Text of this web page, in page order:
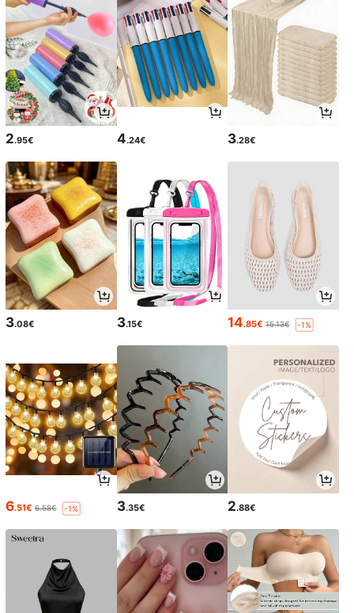
2.95€ 4.24€ 3.28€
3.08€ 3.15€ 14.85€ 15.13€ -1%
6.51€ 6.58€ -1% 3.35€ 2.88€